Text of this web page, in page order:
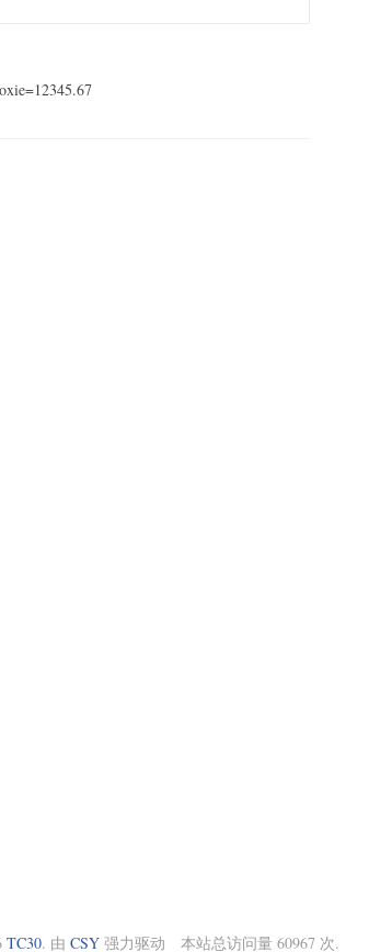
TC30. 由 CSY强力驱动 本站总访问量 60967 次.